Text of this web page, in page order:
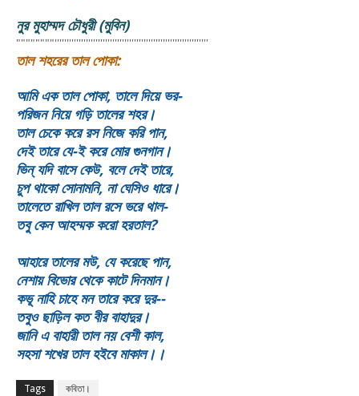
নুর মুহাম্মদ চৌধুরী (মুবিন)
""""""""''''''''''''''''''''''''''''''''''''''''''''''''''''''''''''''''
তাল শহরের তাল পোকা:
আমি এক তাল পোকা, তালে দিয়ে ভর-
পরিজন নিয়ে গড়ি তালের শহর।
তাল চেকে করে রস নিজে করি পান,
দেই তারে যে-ই করে মোর গুনগান।
ভিন্ যদি বাসে কেউ, বলে দেই তারে,
চুপ থাকো সোনামনি, না ঘেসিও ধারে।
তালেতে রাখিল তাল রসে ভরে থাল-
তবু কেন আহম্মক করো হরতাল?
আহারে তালের মউ, যে করেছে পান,
নেশায় বিভোর থেকে কাটে দিনমান।
কভূ নাহি চাহে মন তারে করে দুর--
তবুও ছাড়িল কত বীর বাহাদুর।
জানি এ বাহারী তাল নয় বেশী কাল,
সহসা শখের তাল হইবে মাকাল।।
Tags কবিতা।